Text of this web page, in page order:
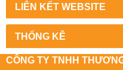
LIÊN KẾT WEBSITE
THỐNG KÊ
CÔNG TY TNHH